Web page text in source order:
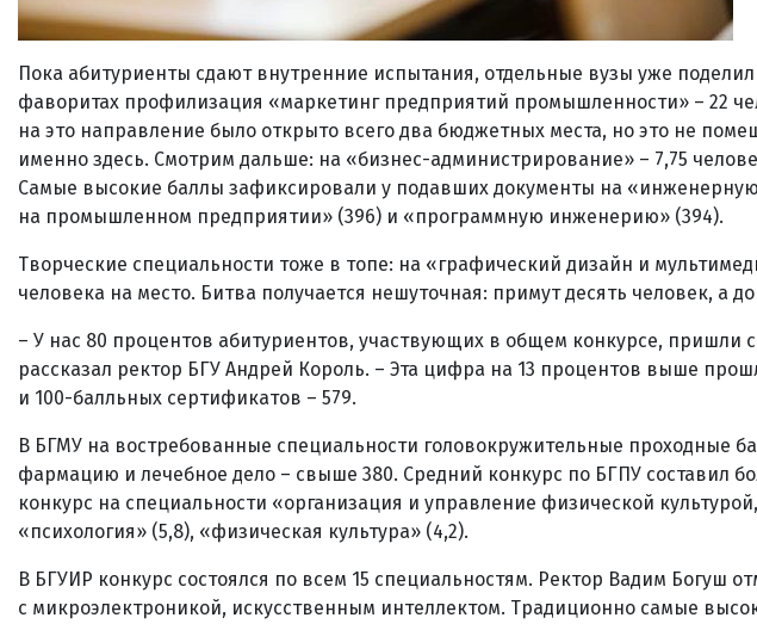
Пока абитуриенты сдают внутренние испытания, отдельные вузы уже
фаворитах профилизация «маркетинг предприятий промышленности» – 22
на это направление было открыто всего два бюджетных места, но это не
именно здесь. Смотрим дальше: на «бизнес-администрирование» – 7,75
Самые высокие баллы зафиксировали у подавших документы на
на промышленном предприятии» (396) и «программную инженерию» (394).
Творческие специальности тоже в топе: на «графический дизайн и
человека на место. Битва получается нешуточная: примут десять человек, а
– У нас 80 процентов абитуриентов, участвующих в общем конкурсе, пришли
рассказал ректор БГУ Андрей Король. – Эта цифра на 13 процентов выше
и 100-балльных сертификатов – 579.
В БГМУ на востребованные специальности головокружительные проходные
фармацию и лечебное дело – свыше 380. Средний конкурс по БГПУ составил
конкурс на специальности «организация и управление физической
«психология» (5,8), «физическая культура» (4,2).
В БГУИР конкурс состоялся по всем 15 специальностям. Ректор Вадим Богуш
с микроэлектроникой, искусственным интеллектом. Традиционно самые